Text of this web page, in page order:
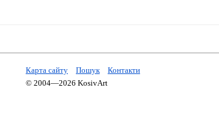
Карта сайту Пошук
Контакти
© 2004—2026 KosivArt